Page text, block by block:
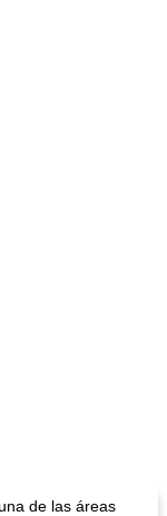
de las áreas